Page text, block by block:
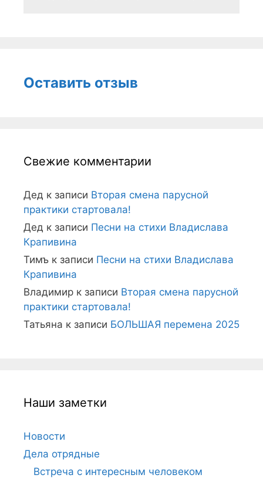
Оставить отзыв
Свежие комментарии
Дед к записи Вторая смена парусной
практики стартовала!
Дед к записи Песни на стихи Владислава
Крапивина
Тимъ к записи Песни на стихи Владислава
Крапивина
Владимир к записи Вторая смена парусной
практики стартовала!
Татьяна к записи БОЛЬШАЯ перемена 2025
Наши заметки
Новости
Дела отрядные
Встреча с интересным человеком